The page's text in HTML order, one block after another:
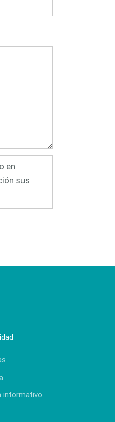
en
sus
informativo